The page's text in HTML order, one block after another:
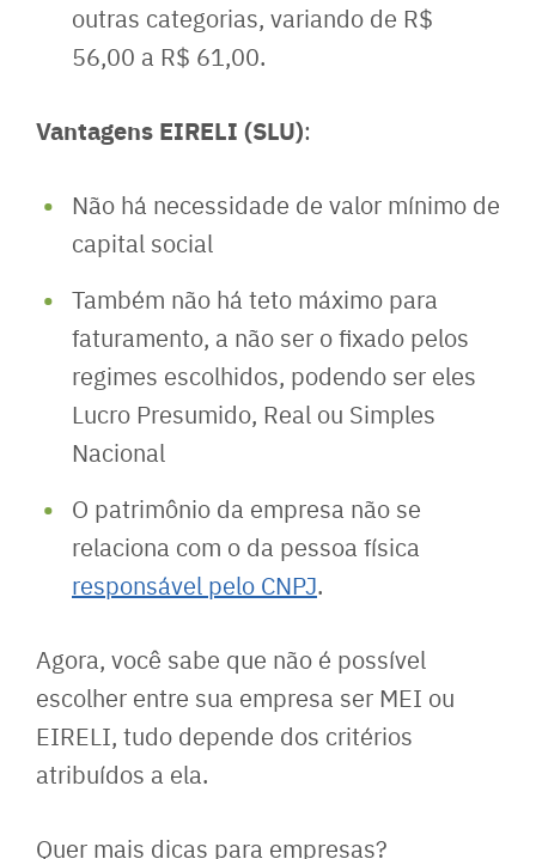
outras categorias, variando de R$
56,00 a R$ 61,00.
Vantagens EIRELI (SLU):
Não há necessidade de valor mínimo de
capital social
Também não há teto máximo para
faturamento, a não ser o fixado pelos
regimes escolhidos, podendo ser eles
Lucro Presumido, Real ou Simples
Nacional
O patrimônio da empresa não se
relaciona com o da pessoa física
responsável pelo CNPJ.
Agora, você sabe que não é possível
escolher entre sua empresa ser MEI ou
EIRELI, tudo depende dos critérios
atribuídos a ela.
Quer mais dicas para empresas?